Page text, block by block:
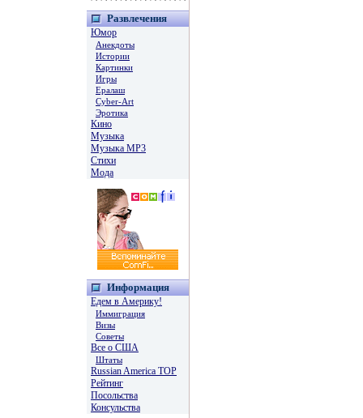
Развлечения
Юмор
Анекдоты
Истории
Картинки
Игры
Ералаш
Cyber-Art
Эротика
Кино
Музыка
Музыка MP3
Стихи
Мода
Информация
Едем в Америку!
Иммиграция
Визы
Советы
Все о США
Штаты
Russian America TOP
Рейтинг
Посольства
Консульства